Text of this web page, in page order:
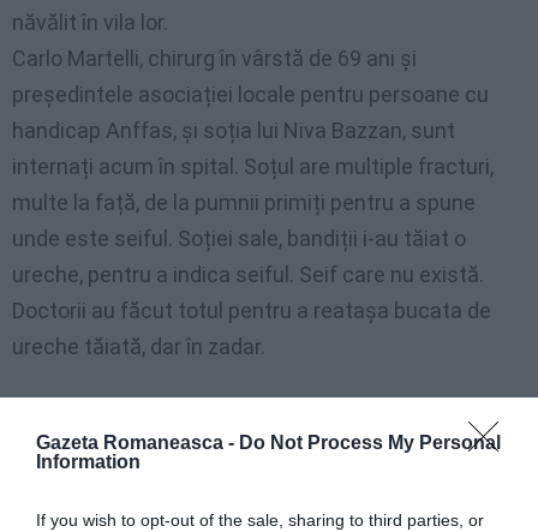
Gazeta Romaneasca - Do Not Process My Personal
Information
If you wish to opt-out of the sale, sharing to third parties, or
năvălit în vila lor.
Carlo Martelli, chirurg în vârstă de 69 ani și
președintele asociației locale pentru persoane cu
handicap Anffas, și soția lui Niva Bazzan, sunt
internați acum în spital. Soțul are multiple fracturi,
multe la față, de la pumnii primiți pentru a spune
unde este seiful. Soției sale, bandiții i-au tăiat o
ureche, pentru a indica seiful. Seif care nu există.
Doctorii au făcut totul pentru a reatașa bucata de
ureche tăiată, dar în zadar.
somn și timp de două ore au fost ținuți ostatici de